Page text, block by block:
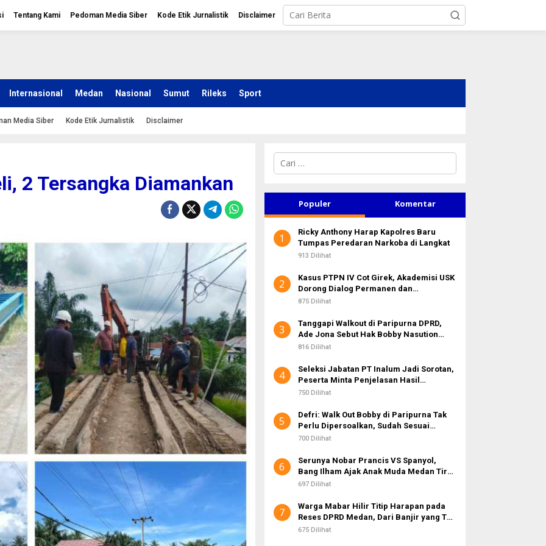
Tentang Kami Pedoman Media Siber Kode Etik Jurnalistik Disclaimer
Internasional Medan Nasional Sumut Rileks Sport
Media Siber Kode Etik Jurnalistik Disclaimer
2 Tersangka Diamankan
C
i
n
u
k
Populer Komentar
1
Ricky Anthony Harap Kapolres Baru
Tumpas Peredaran Narkoba di Langkat
913 Dilihat
2
Kasus PTPN IV Cot Girek, Akademisi USK
Dorong Dialog Permanen dan
Penegakan Hukum
875 Dilihat
3
Tanggapi Walkout di Paripurna DPRD,
Ade Jona Sebut Hak Bobby Nasution
Sebagai Kepala Daerah
816 Dilihat
4
Seleksi Jabatan PT Inalum Jadi Sorotan,
Peserta Minta Penjelasan Hasil
Assessment
750 Dilihat
5
Defri: Walk Out Bobby di Paripurna Tak
Perlu Dipersoalkan, Sudah Sesuai
Kourum
700 Dilihat
6
Serunya Nobar Prancis VS Spanyol,
Bang Ilham Ajak Anak Muda Medan Tiru
Kejayaan Legenda Bola 80-an
697 Dilihat
7
Warga Mabar Hilir Titip Harapan pada
Reses DPRD Medan, Dari Banjir yang Tak
Kunjung Surut hingga Layanan IKD
675 Dilihat